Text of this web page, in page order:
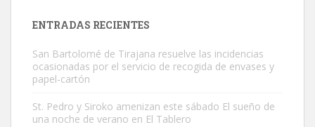
ENTRADAS RECIENTES
San Bartolomé de Tirajana resuelve las incidencias
ocasionadas por el servicio de recogida de envases y
papel-cartón
St. Pedro y Siroko amenizan este sábado El sueño de
una noche de verano en El Tablero